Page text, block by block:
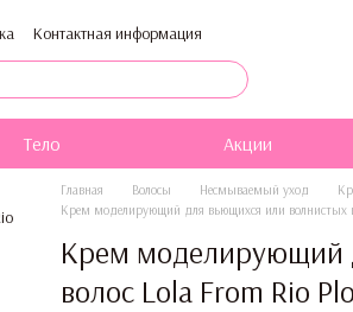
Контактная информация
Каталог
Тело Акции
Главная Волосы Несмываемый уход
Крем моделирующий для вьющихся или волнистых
Крем моделирующий
волос Lola From Rio